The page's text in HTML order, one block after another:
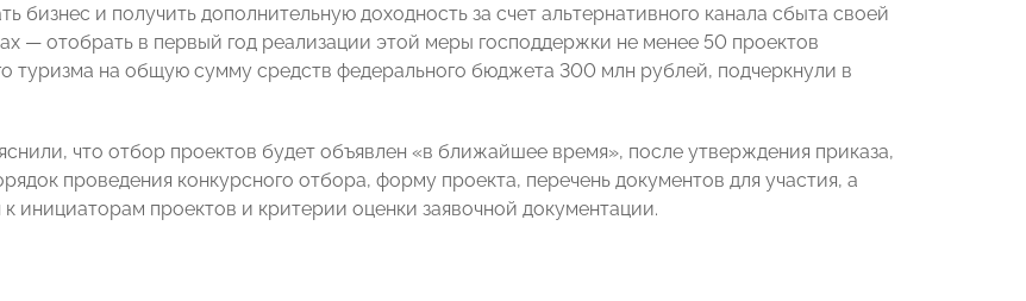
бизнес и получить дополнительную доходность за счет альтернативного канала сбыта своей
— отобрать в первый год реализации этой меры господдержки не менее 50 проектов
туризма на общую сумму средств федерального бюджета 300 млн рублей, подчеркнули в
что отбор проектов будет объявлен «в ближайшее время», после утверждения приказа,
проведения конкурсного отбора, форму проекта, перечень документов для участия, а
инициаторам проектов и критерии оценки заявочной документации.